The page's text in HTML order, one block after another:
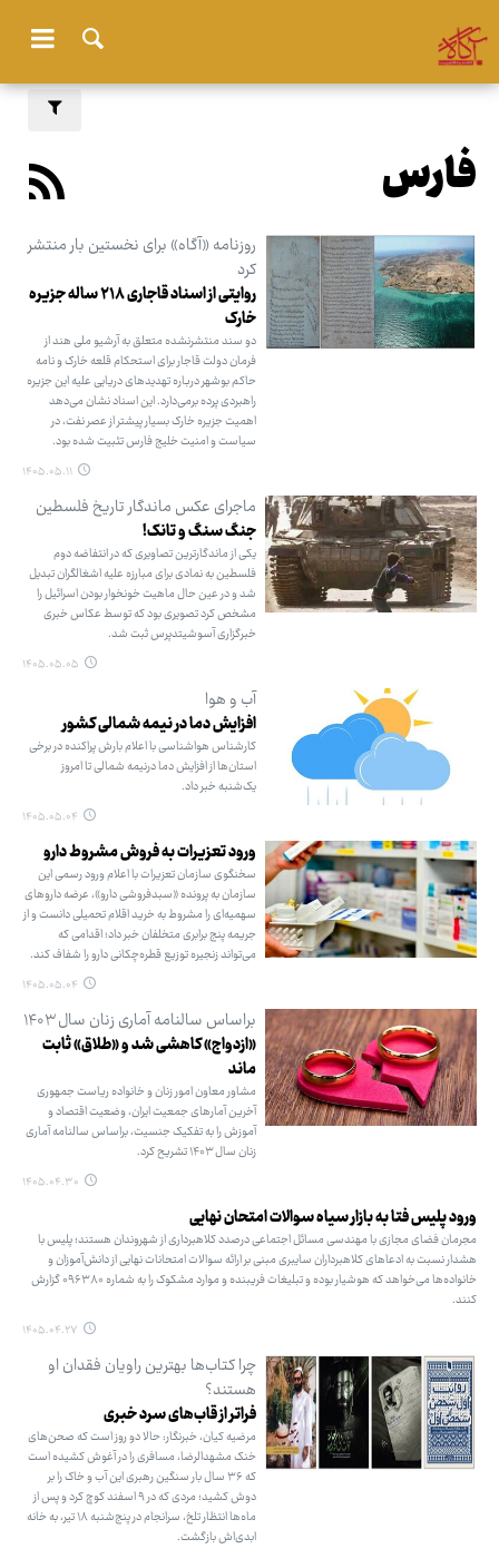
فارس
روزنامه «آگاه» برای نخستین بار منتشر
کرد
روایتی از اسناد قاجاری ۲۱۸ ساله جزیره
خارک
دو سند منتشرنشده متعلق به آرشیو ملی هند از
فرمان دولت قاجار برای استحکام قلعه خارک و نامه
حاکم بوشهر درباره تهدیدهای دریایی علیه این جزیره
راهبردی پرده برمی‌دارد. این اسناد نشان می‌دهد
اهمیت جزیره خارک بسیار پیشتر از عصر نفت، در
سیاست و امنیت خلیج فارس تثبیت شده بود.
۱۴۰۵.۰۵.۱۱
ماجرای عکس ماندگار تاریخ فلسطین
جنگ سنگ و تانک!
یکی از ماندگارترین تصاویری که در انتفاضه دوم
فلسطین به نمادی برای مبارزه علیه اشغالگران تبدیل
شد و در عین حال ماهیت خونخوار بودن اسرائیل را
مشخص کرد تصویری بود که توسط عکاس خبری
خبرگزاری آسوشیتدپرس ثبت شد.
۱۴۰۵.۰۵.۰۵
آب و هوا
افزایش دما در نیمه شمالی کشور
کارشناس هواشناسی با اعلام بارش پراکنده در برخی
استان‌ها از افزایش دما درنیمه شمالی تا امروز
یک‌شنبه خبر داد.
۱۴۰۵.۰۵.۰۴
ورود تعزیرات به فروش مشروط دارو
سخنگوی سازمان تعزیرات با اعلام ورود رسمی این
سازمان به پرونده «سبدفروشی دارو»، عرضه داروهای
سهمیه‌ای را مشروط به خرید اقلام تحمیلی دانست و از
جریمه پنج برابری متخلفان خبر داد؛ اقدامی که
می‌تواند زنجیره توزیع قطره‌چکانی دارو را شفاف کند.
۱۴۰۵.۰۵.۰۴
براساس سالنامه آماری زنان سال ۱۴۰۳
«ازدواج» کاهشی شد و «طلاق» ثابت
ماند
مشاور معاون امور زنان و خانواده ریاست جمهوری
آخرین آمارهای جمعیت ایران، وضعیت اقتصاد و
آموزش را به تفکیک جنسیت، براساس سالنامه آماری
زنان سال ۱۴۰۳ تشریح کرد.
۱۴۰۵.۰۴.۳۰
ورود پلیس فتا به بازار سیاه سوالات امتحان نهایی
مجرمان فضای مجازی با مهندسی مسائل اجتماعی درصدد کلاهبرداری از شهروندان هستند؛ پلیس با
هشدار نسبت به ادعاهای کلاهبرداران سایبری مبنی بر ارائه سوالات امتحانات نهایی از دانش‌آموزان و
خانواده‌ها می‌خواهد که هوشیار بوده و تبلیغات فریبنده و موارد مشکوک را به شماره ۰۹۶۳۸۰ گزارش
کنند.
۱۴۰۵.۰۴.۲۷
چرا کتاب‌ها بهترین راویان فقدان او
هستند؟
فراتر از قاب‌های سرد خبری
مرضیه کیان، خبرنگار: حالا دو روز است که صحن‌های
خنک مشهدالرضا، مسافری را در آغوش کشیده است
که ۳۶ سال بار سنگین رهبری این آب و خاک را بر
دوش کشید؛ مردی که در ۹ اسفند کوچ کرد و پس از
ماه‌ها انتظار تلخ، سرانجام در پنج‌شنبه ۱۸ تیر، به خانه
ابدی‌اش بازگشت.